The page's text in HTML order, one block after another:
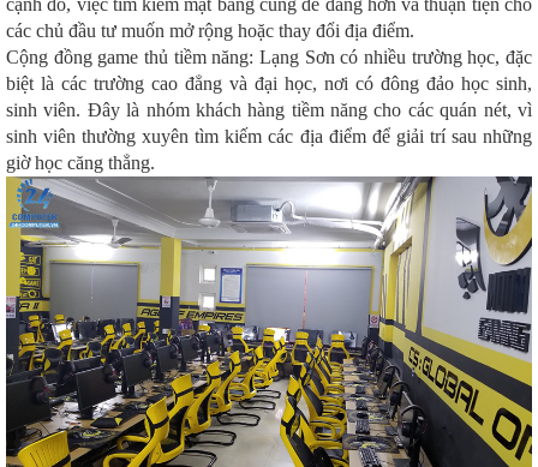
các chủ đầu tư muốn mở rộng hoặc thay đổi địa điểm.
Cộng đồng game thủ tiềm năng: Lạng Sơn có nhiều trường học, đặc
biệt là các trường cao đẳng và đại học, nơi có đông đảo học sinh,
sinh viên. Đây là nhóm khách hàng tiềm năng cho các quán nét, vì
sinh viên thường xuyên tìm kiếm các địa điểm để giải trí sau những
giờ học căng thẳng.